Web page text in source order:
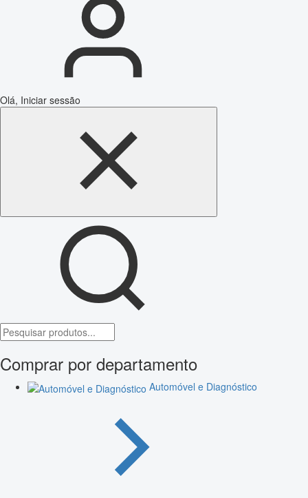
Olá, Iniciar sessão
Comprar por departamento
Automóvel e Diagnóstico